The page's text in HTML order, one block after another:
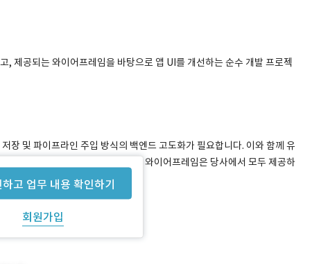
하고 업무 내용 확인하기
회원가입
, 제공되는 와이어프레임을 바탕으로 앱 UI를 개선하는 순수 개발 프로젝
장 및 파이프라인 주입 방식의 백엔드 고도화가 필요합니다. 이와 함께 유
UI를 개편하고자 합니다. 기획 및 와이어프레임은 당사에서 모두 제공하
됩니다.